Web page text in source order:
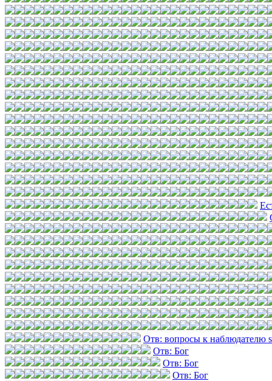
Отв: вопросы к наблюдателю
Отв: Бог
Отв: Бог
Отв: Бог